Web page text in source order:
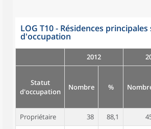
LOG T10 - Résidences
d'occupation
2012
Statut
d'occupation
Nombre %
Propriétaire 38 88,1